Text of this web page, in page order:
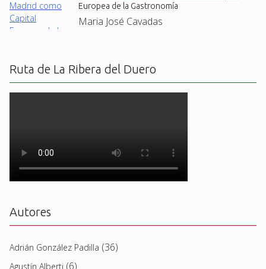
Europea de la Gastronomía
Maria José Cavadas
Ruta de La Ribera del Duero
Autores
Adrián González Padilla (36)
Agustín Alberti (6)